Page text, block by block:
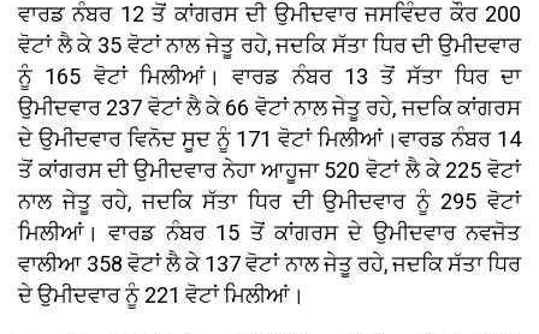
ਵਾਰਡ ਨੰਬਰ 12 ਤੋਂ ਕਾਂਗਰਸ ਦੀ ਉਮੀਦਵਾਰ ਜਸਵਿੰਦਰ ਕੌਰ 200
ਵੋਟਾਂ ਲੈ ਕੇ 35 ਵੋਟਾਂ ਨਾਲ ਜੇਤੂ ਰਹੇ, ਜਦਕਿ ਸੱਤਾ ਧਿਰ ਦੀ ਉਮੀਦਵਾਰ
ਨੂੰ 165 ਵੋਟਾਂ ਮਿਲੀਆਂ। ਵਾਰਡ ਨੰਬਰ 13 ਤੋਂ ਸੱਤਾ ਧਿਰ ਦਾ
ਉਮੀਦਵਾਰ 237 ਵੋਟਾਂ ਲੈ ਕੇ 66 ਵੋਟਾਂ ਨਾਲ ਜੇਤੂ ਰਹੇ, ਜਦਕਿ ਕਾਂਗਰਸ
ਦੇ ਉਮੀਦਵਾਰ ਵਿਨੋਦ ਸੂਦ ਨੂੰ 171 ਵੋਟਾਂ ਮਿਲੀਆਂ।ਵਾਰਡ ਨੰਬਰ 14
ਤੋਂ ਕਾਂਗਰਸ ਦੀ ਉਮੀਦਵਾਰ ਨੇਹਾ ਆਹੂਜਾ 520 ਵੋਟਾਂ ਲੈ ਕੇ 225 ਵੋਟਾਂ
ਨਾਲ ਜੇਤੂ ਰਹੇ, ਜਦਕਿ ਸੱਤਾ ਧਿਰ ਦੀ ਉਮੀਦਵਾਰ ਨੂੰ 295 ਵੋਟਾਂ
ਮਿਲੀਆਂ। ਵਾਰਡ ਨੰਬਰ 15 ਤੋਂ ਕਾਂਗਰਸ ਦੇ ਉਮੀਦਵਾਰ ਨਵਜੋਤ
ਵਾਲੀਆ 358 ਵੋਟਾਂ ਲੈ ਕੇ 137 ਵੋਟਾਂ ਨਾਲ ਜੇਤੂ ਰਹੇ, ਜਦਕਿ ਸੱਤਾ ਧਿਰ
ਦੇ ਉਮੀਦਵਾਰ ਨੂੰ 221 ਵੋਟਾਂ ਮਿਲੀਆਂ।